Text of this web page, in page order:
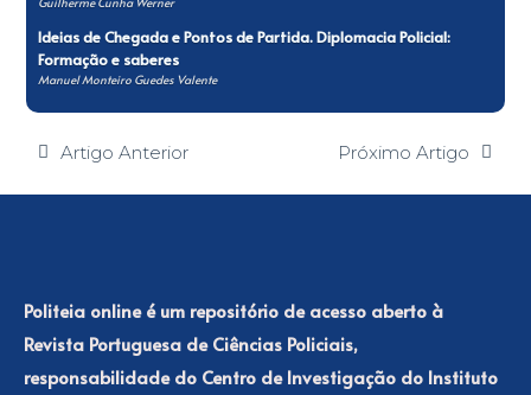
Ideias de Chegada e Pontos de Partida. Diplomacia Policial:
Formação e saberes
Manuel Monteiro Guedes Valente
Artigo Anterior Próximo Artigo
Politeia online é um repositório de acesso aberto à
Revista Portuguesa de Ciências Policiais,
responsabilidade do Centro de Investigação do Instituto